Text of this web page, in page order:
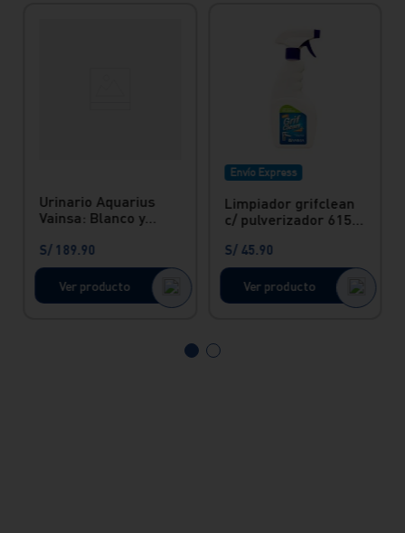
Urinario Aquarius
Vainsa: Blanco y
S/ 189.90
Ver producto
Envío Express
Limpiador grifclean
c/ pulverizador 615
S/ 45.90
Ver producto